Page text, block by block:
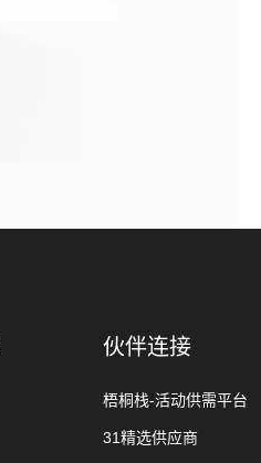
伙伴连接
梧桐栈-活动供需平台
31精选供应商